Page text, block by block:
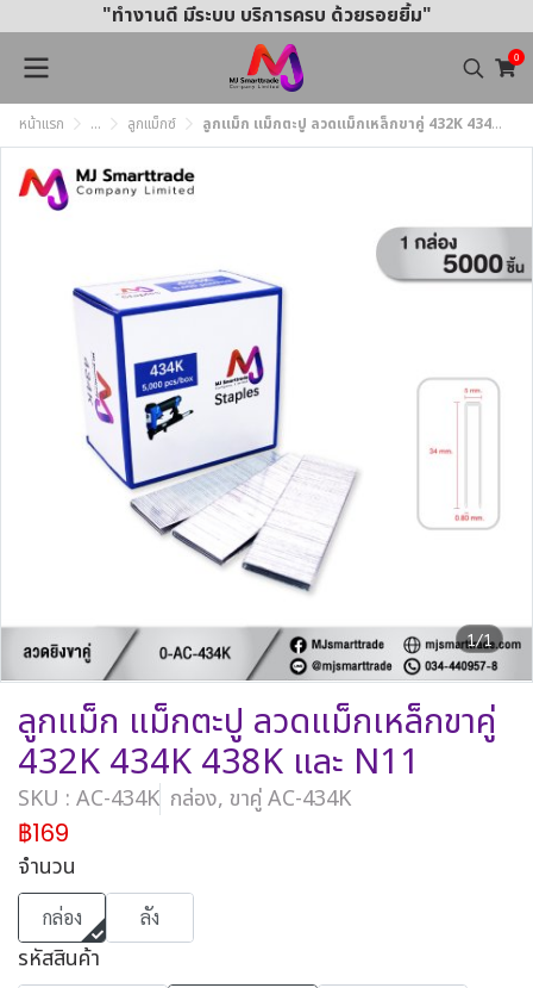
"ทำงานดี มีระบบ บริการครบ ด้วยรอยยิ้ม"
0
หน้าแรก ... ลูกแม็กซ์ ลูกแม็ก แม็กตะปู ลวดแม็กเหล็กขาคู่ 432K 434K 438K และ N11
1/1
ลูกแม็ก แม็กตะปู ลวดแม็กเหล็กขาคู่
432K 434K 438K และ N11
SKU : AC-434K กล่อง, ขาคู่ AC-434K
฿169
จำนวน
กล่อง ลัง
รหัสสินค้า